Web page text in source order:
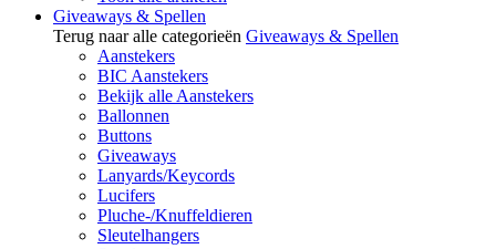
Giveaways & Spellen
Terug naar alle categorieën Giveaways & Spellen
Aanstekers
BIC Aanstekers
Bekijk alle Aanstekers
Ballonnen
Buttons
Giveaways
Lanyards/Keycords
Lucifers
Pluche-/Knuffeldieren
Sleutelhangers